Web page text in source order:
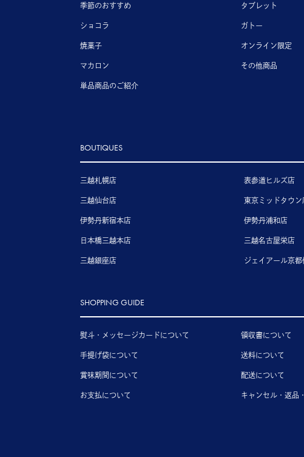
季節のおすすめ
ショコラ
焼菓子
マカロン
単品商品のご紹介
タブレット
ガトー
オンライン限定
その他商品
BOUTIQUES
三越札幌店
三越仙台店
伊勢丹新宿本店
日本橋三越本店
三越銀座店
表参道ヒルズ店
東京ミッドタウン
伊勢丹浦和店
三越名古屋栄店
ジェイアール京
SHOPPING GUIDE
熨斗・メッセージカードについて
手提げ袋について
賞味期間について
お支払について
領収書について
送料について
配送について
キャンセル・返品